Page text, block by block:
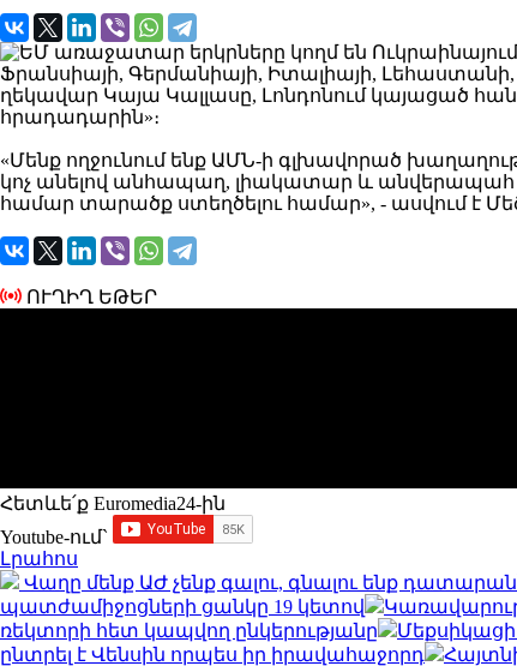
Ֆրանսիայի, Գերմանիայի, Իտալիայի,
ղեկավար Կայա Կալլասը, Լոնդոնում կայացած
հրադադարին»։
«Մենք ողջունում ենք ԱՄՆ-ի գլխավորած
կոչ անելով անհապաղ, լիակատար և անվերապահ
համար տարածք ստեղծելու համար», - ասվում է
ՈՒՂԻՂ ԵԹԵՐ
Հետևե՛ք Euromedia24-ին
Youtube-ում`
Լրահոս
Վաղը մենք ԱԺ չենք գալու, գնալու ենք
պատժամիջոցների ցանկը 19 կետով
ռեկտորի հետ կապվող ընկերությանը
Մեքսիկացի
ընտրել է Վենսին որպես իր իրավահաջորդ